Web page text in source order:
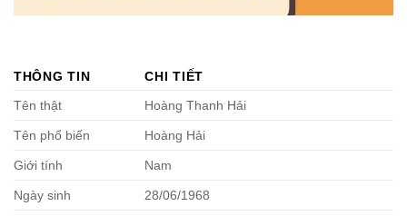
THÔNG TIN
CHI TIẾT
Tên thật
Hoàng Thanh Hải
Tên phổ biến Hoàng Hải
Giới tính Nam
Ngày sinh 28/06/1968